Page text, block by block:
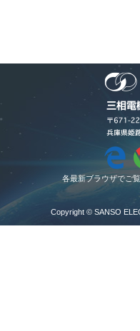
各最新ブラウザでご
Copyright © SANSO